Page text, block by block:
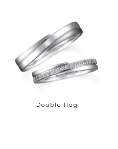
Double Hug